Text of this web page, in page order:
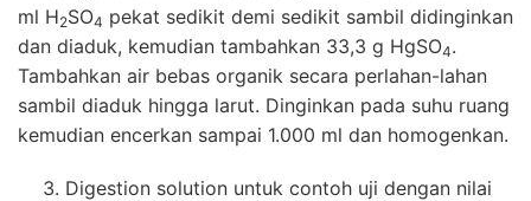
ml H2SO4 pekat sedikit demi sedikit sambil didinginkan
dan diaduk, kemudian tambahkan 33,3 g HgSO4.
Tambahkan air bebas organik secara perlahan-lahan
sambil diaduk hingga larut. Dinginkan pada suhu ruang
kemudian encerkan sampai 1.000 ml dan homogenkan.
Digestion solution untuk contoh uji dengan nilai